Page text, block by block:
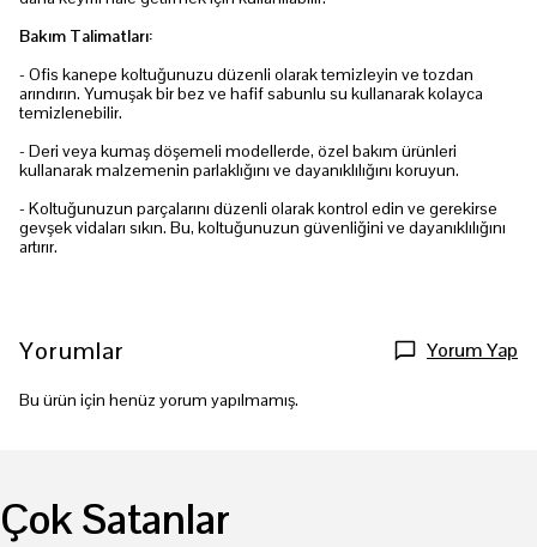
Bakım Talimatları:
- Ofis kanepe koltuğunuzu düzenli olarak temizleyin ve tozdan
arındırın. Yumuşak bir bez ve hafif sabunlu su kullanarak kolayca
temizlenebilir.
- Deri veya kumaş döşemeli modellerde, özel bakım ürünleri
kullanarak malzemenin parlaklığını ve dayanıklılığını koruyun.
- Koltuğunuzun parçalarını düzenli olarak kontrol edin ve gerekirse
gevşek vidaları sıkın. Bu, koltuğunuzun güvenliğini ve dayanıklılığını
artırır.
Yorumlar Yorum Yap
Bu ürün için henüz yorum yapılmamış.
Çok Satanlar